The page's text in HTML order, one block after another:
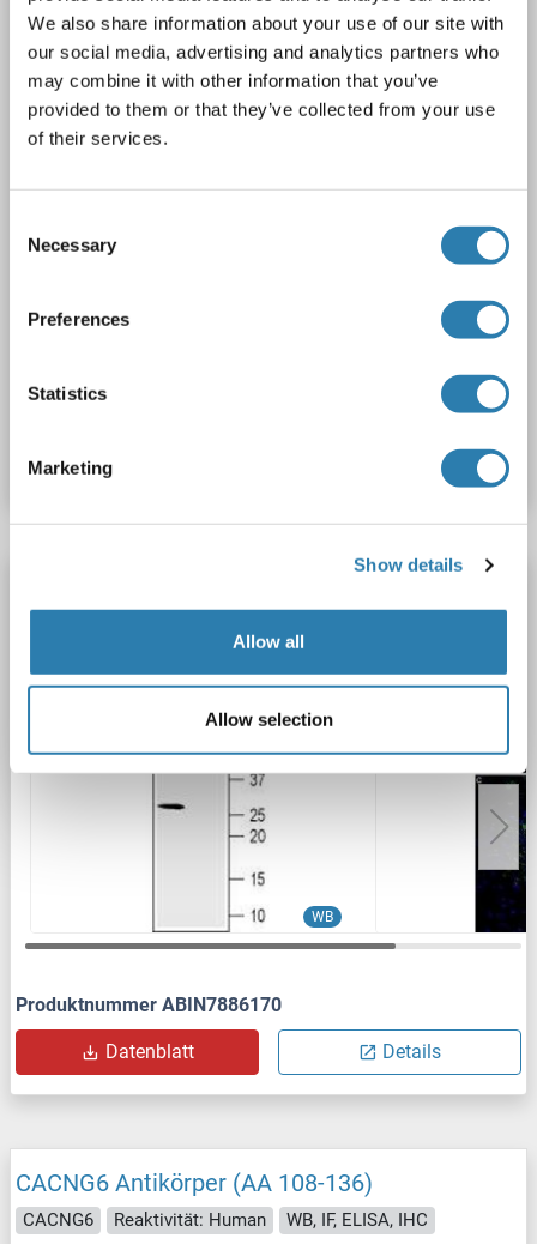
We also share information about your use of our site with
our social media, advertising and analytics partners who
may combine it with other information that you’ve
provided to them or that they’ve collected from your use
of their services.
Selection
Necessary
Preferences
Statistics
Marketing
Show details
Allow all
Allow selection
Wirt: Kaninchen Polyclonal unconjugated
1 image
WB
Produktnummer ABIN7886170
Datenblatt Details
CACNG6 Antikörper (AA 108-136)
CACNG6 Reaktivität: Human
WB, IF, ELISA, IHC